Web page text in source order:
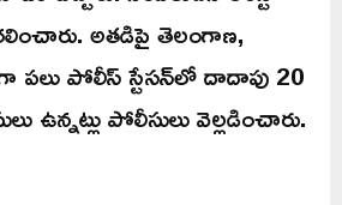
అతడిపై తెలంగాణ,
పలు పోలీస్ స్టేసన్‌లో దాదాపు 20
ఉన్నట్లు పోలీసులు వెల్లడించారు.